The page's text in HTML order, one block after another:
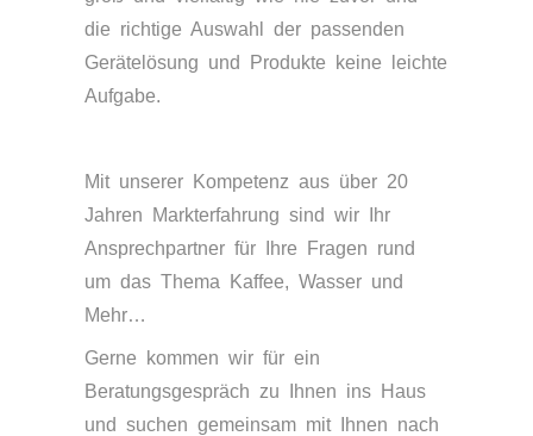
die richtige Auswahl der passenden
Gerätelösung und Produkte keine leichte
Aufgabe.
Mit unserer Kompetenz aus über 20
Jahren Markterfahrung sind wir Ihr
Ansprechpartner für Ihre Fragen rund
um das Thema Kaffee, Wasser und
Mehr…
Gerne kommen wir für ein
Beratungsgespräch zu Ihnen ins Haus
und suchen gemeinsam mit Ihnen nach